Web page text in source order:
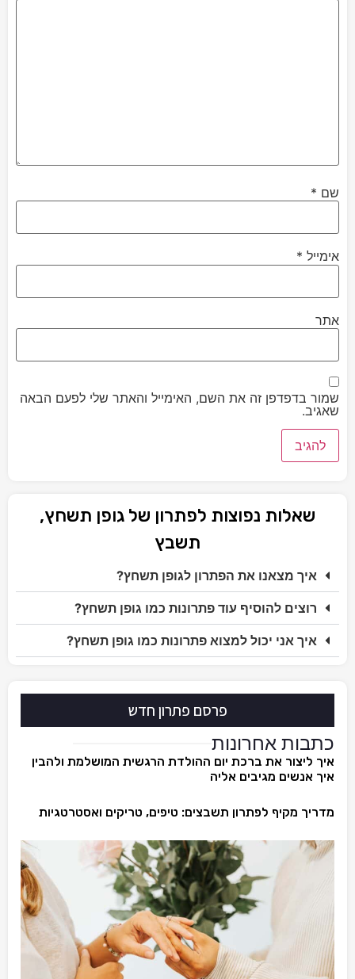
שם *
אימייל *
אתר
שמור בדפדפן זה את השם, האימייל והאתר שלי לפעם הבאה
שאגיב.
שאלות נפוצות לפתרון של גופן תשחץ,
תשבץ
איך מצאנו את הפתרון לגופן תשחץ?
רוצים להוסיף עוד פתרונות כמו גופן תשחץ?
איך אני יכול למצוא פתרונות כמו גופן תשחץ?
פרסם פתרון חדש
כתבות אחרונות
איך ליצור את ברכת יום ההולדת הרגשית המושלמת ולהבין
איך אנשים מגיבים אליה
מדריך מקיף לפתרון תשבצים: טיפים, טריקים ואסטרטגיות